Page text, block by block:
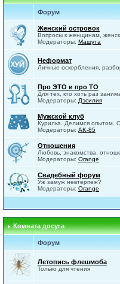
Форум
Женский островок
Вопросы к женщинам,
Модераторы: Машута
Неформат
Личные оскорбления,
Про ЭТО и про ТО
Для тех, кто хоть раз
Модераторы: Дэсилия
Мужской клуб
Курилка. Делимся опытом.
Модераторы: AK-85
Отношения
Любовь, знакомства,
Модераторы: Orange
Свадебный форум
Уж замуж невтерпеж?
Модераторы: Orange
Комната досуга
Форум
Летопись флешмоба
Только для чтения